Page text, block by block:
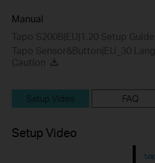
Manual
Tapo S200B(EU)1.20 Setup Guide
Tapo Sensor&Button(EU_30
Caution
Setup Video FAQ
Setup Video